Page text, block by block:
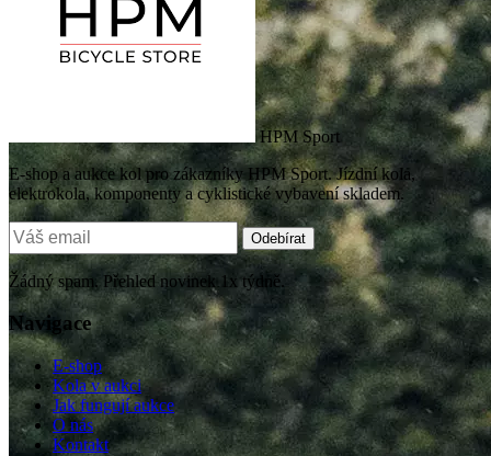
HPM Sport
E-shop a aukce kol pro zákazníky HPM Sport. Jízdní kola,
elektrokola, komponenty a cyklistické vybavení skladem.
Odebírat
Žádný spam. Přehled novinek 1x týdně.
Navigace
E-shop
Kola v aukci
Jak fungují aukce
O nás
Kontakt